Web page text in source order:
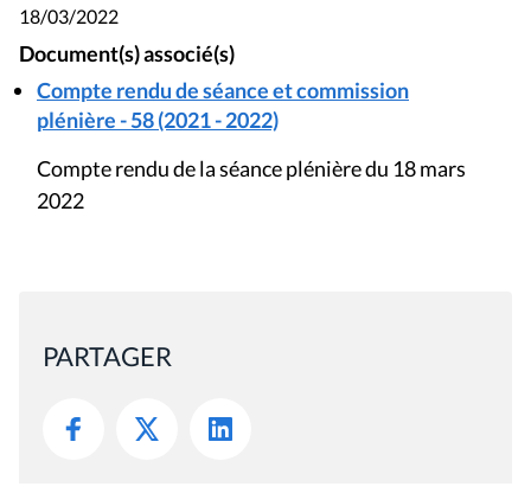
18/03/2022
Document(s) associé(s)
Compte rendu de séance et commission
plénière - 58 (2021 - 2022)
Compte rendu de la séance plénière du 18 mars
2022
PARTAGER